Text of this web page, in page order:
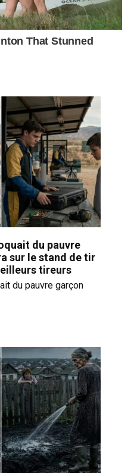
du pauvre
sur le stand de tir
tireurs
du pauvre garçon